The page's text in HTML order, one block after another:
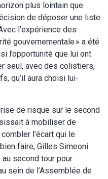
plus lointain que
de déposer une liste
l’expérience des
gouvernementale » a été
l’opportunité que lui ont
seul, avec des colistiers,
qu’il aura choisi lui-
de risque sur le second
à mobiliser de
l’écart qui le
faire, Gilles Simeoni
second tour pour
sein de l’Assemblée de